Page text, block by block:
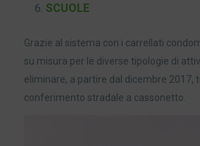
SCUOLE
Grazie al sistema con i carrellati
su misura per le diverse tipologie di
eliminare, a partire dal dicembre 2017,
conferimento stradale a cassonetto.